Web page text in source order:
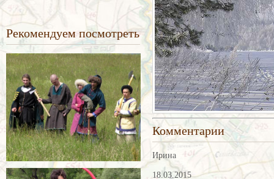
Рекомендуем посмотреть
Комментарии
Ирина
18.03.2015